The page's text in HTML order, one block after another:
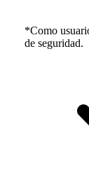
*Como
de seguridad.